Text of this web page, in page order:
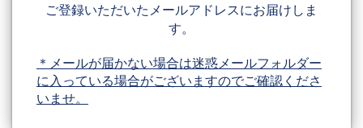
ご登録いただいたメールアドレスにお届けしま
す。
＊メールが届かない場合は迷惑メールフォルダー
に入っている場合がございますのでご確認くださ
いませ。